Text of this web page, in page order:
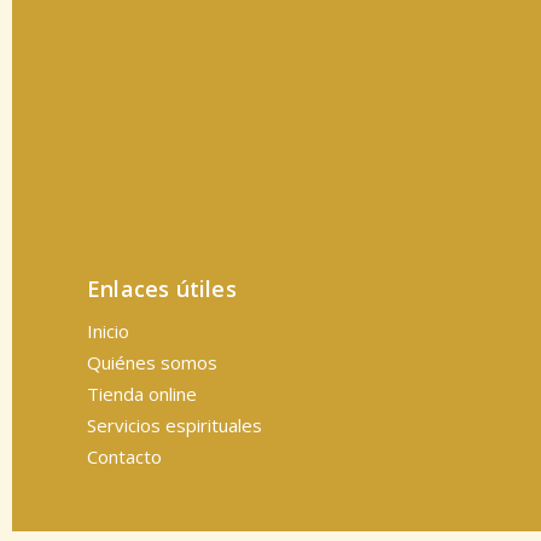
Enlaces útiles
Inicio
Quiénes somos
Tienda online
Servicios espirituales
Contacto